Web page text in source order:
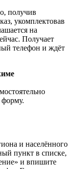
получив
укомплектовав
на
Получает
телефон и ждёт
форму.
и населённого
пункт в списке,
и впишите